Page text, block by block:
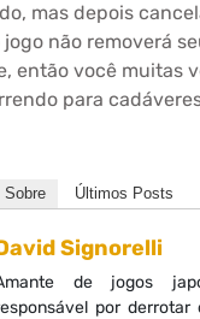
mas depois
não removerá
então você muitas
para
Sobre Últimos Posts
Signorelli
de jogos
por derrotar